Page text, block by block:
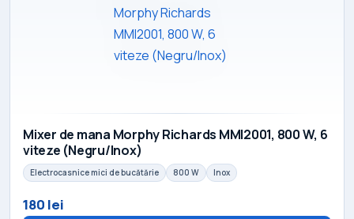
Mixer de mana Morphy Richards MMI2001, 800 W, 6
viteze (Negru/Inox)
Electrocasnice mici de bucătărie 800 W Inox
180 lei